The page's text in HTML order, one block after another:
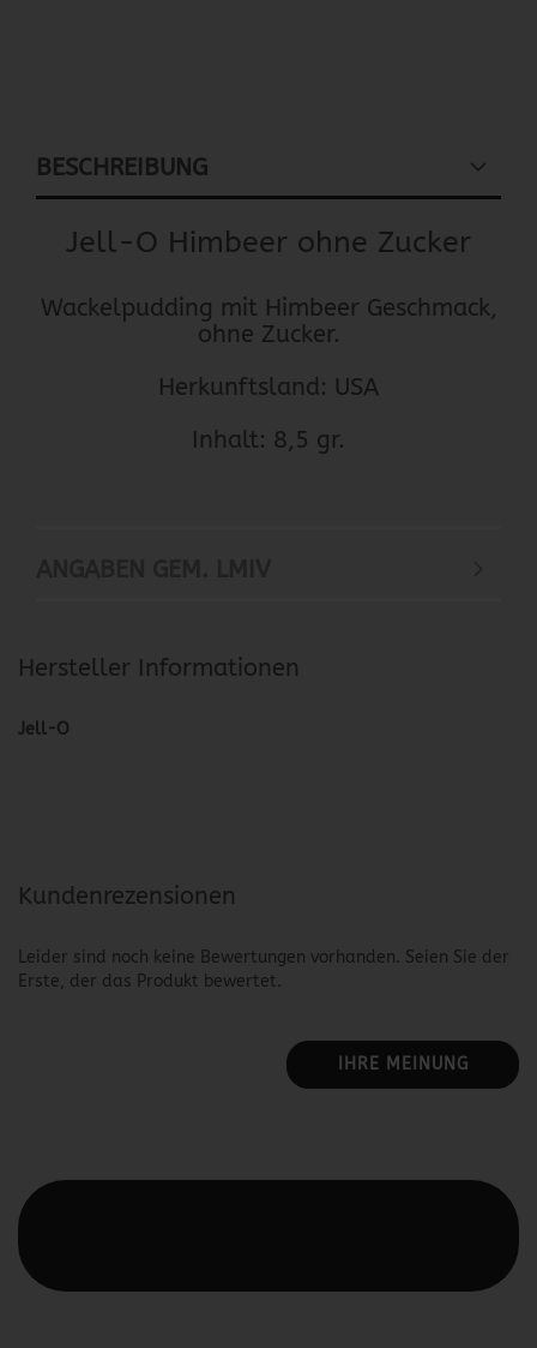
BESCHREIBUNG
Jell-O Himbeer ohne Zucker
Wackelpudding mit Himbeer Geschmack,
ohne Zucker.
Herkunftsland: USA
Inhalt: 8,5 gr.
Hersteller Informationen
Jell-O
Kundenrezensionen
Leider sind noch keine Bewertungen vorhanden. Seien Sie der
Erste, der das Produkt bewertet.
IHRE MEINUNG